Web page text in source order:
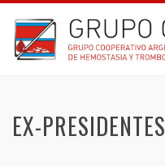
EX-PRESIDENTES